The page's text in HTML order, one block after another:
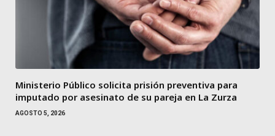
Ministerio Público solicita prisión preventiva para
imputado por asesinato de su pareja en La Zurza
AGOSTO 5, 2026